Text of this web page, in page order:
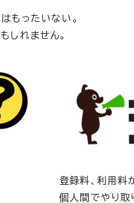
もったいない。
しれません。
登録料、利用料
個人間でやり取